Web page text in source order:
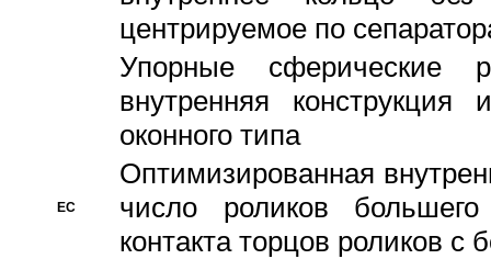
центрируемое по
Упорные сферические
внутренняя
оконного типа
EC
Oптимизированная
число роликов
контакта торцов роликов с